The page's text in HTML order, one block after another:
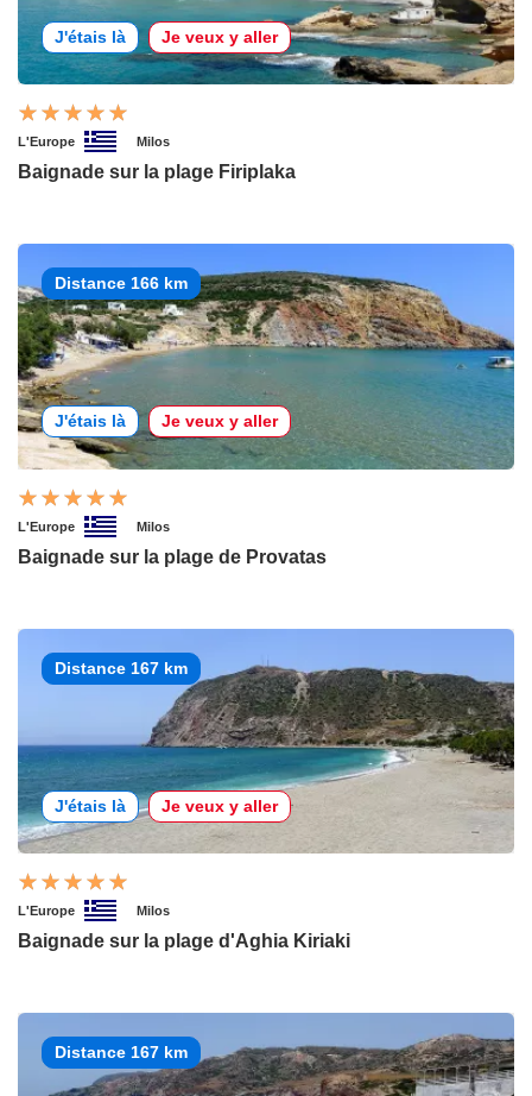
J'étais là Je veux y aller
L'Europe Milos
Baignade sur la plage Firiplaka
Distance 166 km
J'étais là Je veux y aller
L'Europe Milos
Baignade sur la plage de Provatas
Distance 167 km
J'étais là Je veux y aller
L'Europe Milos
Baignade sur la plage d'Aghia Kiriaki
Distance 167 km